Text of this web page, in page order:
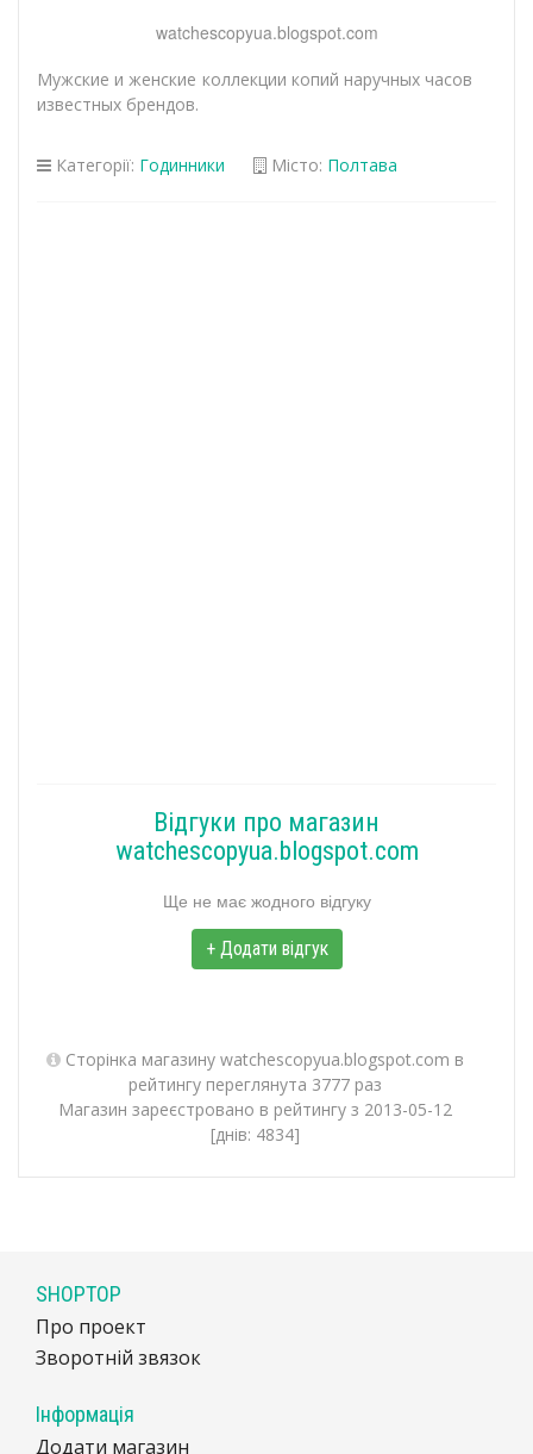
watchescopyua.blogspot.com
Мужские и женские коллекции копий наручных часов
известных брендов.
Категорії: Годинники Місто: Полтава
Відгуки про магазин
watchescopyua.blogspot.com
Ще не має жодного відгуку
+ Додати відгук
Сторінка магазину watchescopyua.blogspot.com в
рейтингу переглянута 3777 раз
Магазин зареєстровано в рейтингу з 2013-05-12
[днів: 4834]
SHOPTOP
Про проект
Зворотній звязок
Інформація
Додати магазин